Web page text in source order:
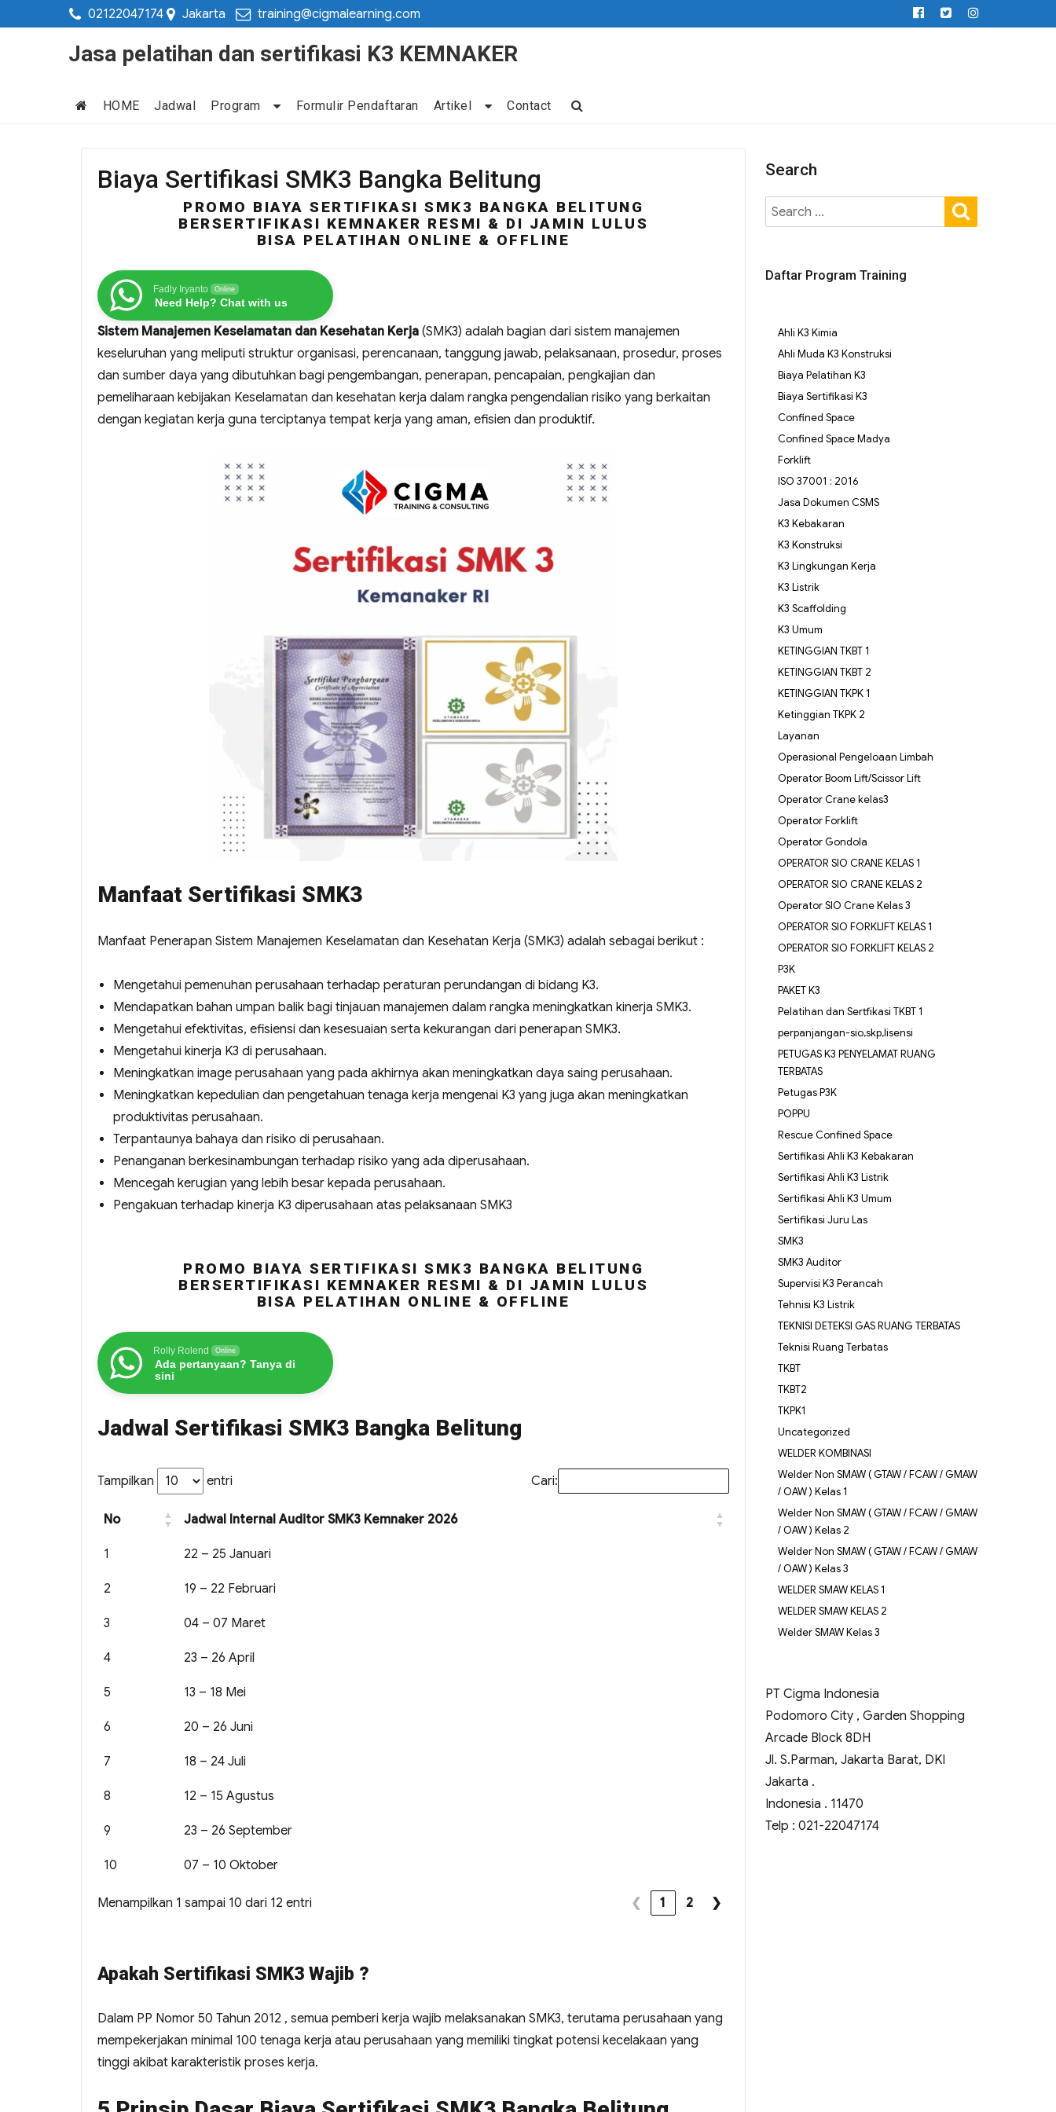
02122047174 Jakarta training@cigmalearning.com
Jasa pelatihan dan sertifikasi K3 KEMNAKER
HOME Jadwal Program Formulir Pendaftaran Artikel Contact
Biaya Sertifikasi SMK3 Bangka Belitung
PROMO BIAYA SERTIFIKASI SMK3 BANGKA BELITUNG
BERSERTIFIKASI KEMNAKER RESMI & DI JAMIN LULUS
BISA PELATIHAN ONLINE & OFFLINE
Fadly Iryanto Online
Need Help? Chat with us
Sistem Manajemen Keselamatan dan Kesehatan Kerja (SMK3) adalah bagian dari sistem manajemen
keseluruhan yang meliputi struktur organisasi, perencanaan, tanggung jawab, pelaksanaan, prosedur, proses
dan sumber daya yang dibutuhkan bagi pengembangan, penerapan, pencapaian, pengkajian dan
pemeliharaan kebijakan Keselamatan dan kesehatan kerja dalam rangka pengendalian risiko yang berkaitan
dengan kegiatan kerja guna terciptanya tempat kerja yang aman, efisien dan produktif.
Manfaat Sertifikasi SMK3
Manfaat Penerapan Sistem Manajemen Keselamatan dan Kesehatan Kerja (SMK3) adalah sebagai berikut :
Mengetahui pemenuhan perusahaan terhadap peraturan perundangan di bidang K3.
Mendapatkan bahan umpan balik bagi tinjauan manajemen dalam rangka meningkatkan kinerja SMK3.
Mengetahui efektivitas, efisiensi dan kesesuaian serta kekurangan dari penerapan SMK3.
Mengetahui kinerja K3 di perusahaan.
Meningkatkan image perusahaan yang pada akhirnya akan meningkatkan daya saing perusahaan.
Meningkatkan kepedulian dan pengetahuan tenaga kerja mengenai K3 yang juga akan meningkatkan
produktivitas perusahaan.
Terpantaunya bahaya dan risiko di perusahaan.
Penanganan berkesinambungan terhadap risiko yang ada diperusahaan.
Mencegah kerugian yang lebih besar kepada perusahaan.
Pengakuan terhadap kinerja K3 diperusahaan atas pelaksanaan SMK3
PROMO BIAYA SERTIFIKASI SMK3 BANGKA BELITUNG
BERSERTIFIKASI KEMNAKER RESMI & DI JAMIN LULUS
BISA PELATIHAN ONLINE & OFFLINE
Rolly Rolend Online
Ada pertanyaan? Tanya di
sini
Jadwal Sertifikasi SMK3 Bangka Belitung
Tampilkan entri Cari:
No Jadwal Internal Auditor SMK3 Kemnaker 2026
1 22 – 25 Januari
2 19 – 22 Februari
3 04 – 07 Maret
4 23 – 26 April
5 13 – 18 Mei
6 20 – 26 Juni
7 18 – 24 Juli
8 12 – 15 Agustus
9 23 – 26 September
10 07 – 10 Oktober
Menampilkan 1 sampai 10 dari 12 entri ❮ 1 2 ❯
Apakah Sertifikasi SMK3 Wajib ?
Dalam PP Nomor 50 Tahun 2012 , semua pemberi kerja wajib melaksanakan SMK3, terutama perusahaan yang
mempekerjakan minimal 100 tenaga kerja atau perusahaan yang memiliki tingkat potensi kecelakaan yang
tinggi akibat karakteristik proses kerja.
Search
Daftar Program Training
Ahli K3 Kimia
Ahli Muda K3 Konstruksi
Biaya Pelatihan K3
Biaya Sertifikasi K3
Confined Space
Confined Space Madya
Forklift
ISO 37001 : 2016
Jasa Dokumen CSMS
K3 Kebakaran
K3 Konstruksi
K3 Lingkungan Kerja
K3 Listrik
K3 Scaffolding
K3 Umum
KETINGGIAN TKBT 1
KETINGGIAN TKBT 2
KETINGGIAN TKPK 1
Ketinggian TKPK 2
Layanan
Operasional Pengeloaan Limbah
Operator Boom Lift/Scissor Lift
Operator Crane kelas3
Operator Forklift
Operator Gondola
OPERATOR SIO CRANE KELAS 1
OPERATOR SIO CRANE KELAS 2
Operator SIO Crane Kelas 3
OPERATOR SIO FORKLIFT KELAS 1
OPERATOR SIO FORKLIFT KELAS 2
P3K
PAKET K3
Pelatihan dan Sertfikasi TKBT 1
perpanjangan-sio,skp,lisensi
PETUGAS K3 PENYELAMAT RUANG
TERBATAS
Petugas P3K
POPPU
Rescue Confined Space
Sertifikasi Ahli K3 Kebakaran
Sertifikasi Ahli K3 Listrik
Sertifikasi Ahli K3 Umum
Sertifikasi Juru Las
SMK3
SMK3 Auditor
Supervisi K3 Perancah
Tehnisi K3 Listrik
TEKNISI DETEKSI GAS RUANG TERBATAS
Teknisi Ruang Terbatas
TKBT
TKBT2
TKPK1
Uncategorized
WELDER KOMBINASI
Welder Non SMAW ( GTAW / FCAW / GMAW
/ OAW ) Kelas 1
Welder Non SMAW ( GTAW / FCAW / GMAW
/ OAW ) Kelas 2
Welder Non SMAW ( GTAW / FCAW / GMAW
/ OAW ) Kelas 3
WELDER SMAW KELAS 1
WELDER SMAW KELAS 2
Welder SMAW Kelas 3
PT Cigma Indonesia
Podomoro City , Garden Shopping
Arcade Block 8DH
Jl. S.Parman, Jakarta Barat, DKI
Jakarta .
Indonesia . 11470
Telp : 021-22047174